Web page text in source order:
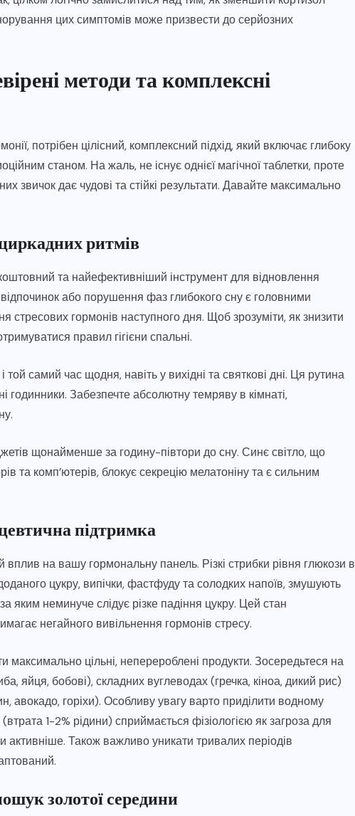
цих симптомів може призвести до серйозних
методи та комплексні
потрібен цілісний, комплексний підхід, який включає глибоку
станом. На жаль, не існує однієї магічної таблетки, проте
звичок дає чудові та стійкі результати. Давайте максимально
ритмів
та найефективніший інструмент для відновлення
або порушення фаз глибокого сну є головними
гормонів наступного дня. Щоб зрозуміти, як знизити
правил гігієни спальні.
самий час щодня, навіть у вихідні та святкові дні. Ця рутина
годинники. Забезпечте абсолютну темряву в кімнаті,
щонайменше за годину-півтори до сну. Синє світло, що
та комп’ютерів, блокує секрецію мелатоніну та є сильним
підтримка
на вашу гормональну панель. Різкі стрибки рівня глюкози в
цукру, випічки, фастфуду та солодких напоїв, змушують
яким неминуче слідує різке падіння цукру. Цей стан
негайного вивільнення гормонів стресу.
цільні, неперероблені продукти. Зосередьтеся на
яйця, бобові), складних вуглеводах (гречка, кіноа, дикий рис)
авокадо, горіхи). Особливу увагу варто приділити водному
1-2% рідини) сприймається фізіологією як загроза для
Також важливо уникати тривалих періодів
золотої середини